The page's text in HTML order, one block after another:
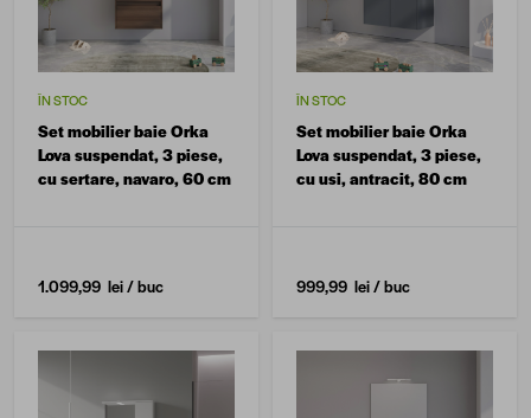
ÎN STOC
Set mobilier baie Orka
Lova suspendat, 3 piese,
cu sertare, navaro, 60 cm
1.099,99 lei/ buc
ÎN STOC
Set mobilier baie Orka
Lova suspendat, 3 piese,
cu usi, antracit, 80 cm
999,99 lei/ buc